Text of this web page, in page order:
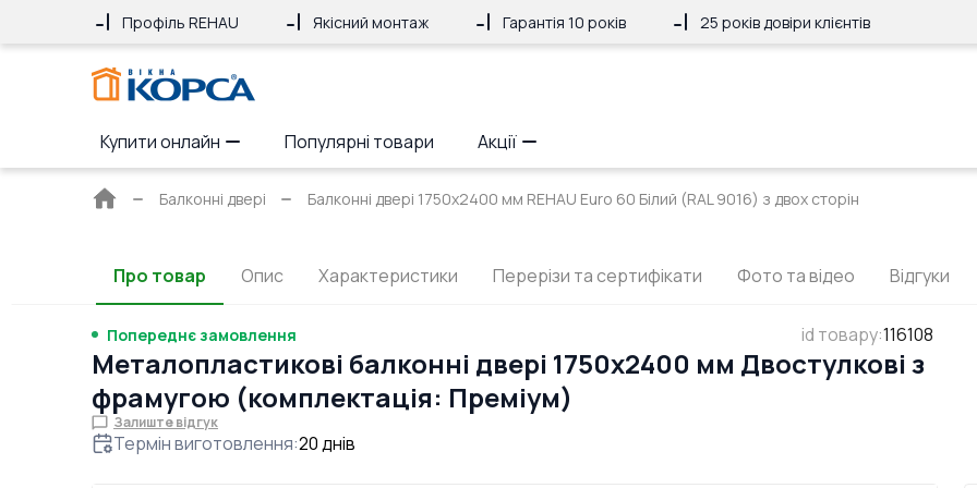
Профіль REHAU Якісний монтаж Гарантія 10 років 25 років довіри клієнтів
Купити онлайн Популярні товари Акції
Головна
Балконні двері Балконні двері 1750x2400 мм REHAU Euro 60 Білий (RAL 9016) з двох сторін
Про товар Опис Характеристики Перерізи та сертифікати Фото та відео Відгуки
Попереднє замовлення id товару:116108
Металопластикові балконні двері 1750x2400 мм Двостулкові з
фрамугою (комплектація: Преміум)
Залиште відгук
Термін виготовлення:20днів